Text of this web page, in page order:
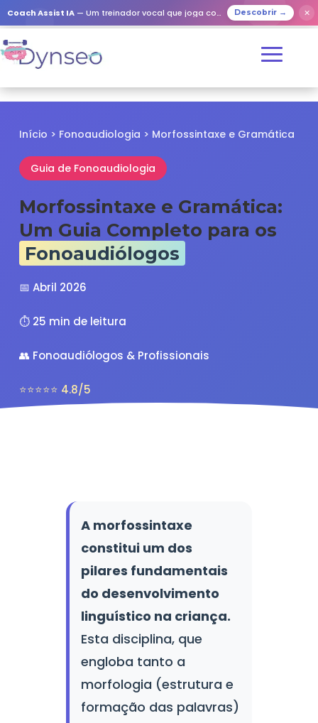
Coach Assist IA — Um treinador vocal que joga com os seus entes queridos Descobrir → ✕
Início > Fonoaudiologia > Morfossintaxe e Gramática
Guia de Fonoaudiologia
Morfossintaxe e Gramática:
Um Guia Completo para os
Fonoaudiólogos
📅 Abril 2026
⏱️ 25 min de leitura
👥 Fonoaudiólogos & Profissionais
⭐⭐⭐⭐⭐ 4.8/5
A morfossintaxe
constitui um dos
pilares fundamentais
do desenvolvimento
linguístico na criança.
Esta disciplina, que
engloba tanto a
morfologia (estrutura e
formação das palavras)